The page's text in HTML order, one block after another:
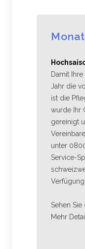
Damit
Jahr die
ist die
wurde Ihr
gereinigt
unter
Service-
Verfügung.
Sehen Sie
Mehr